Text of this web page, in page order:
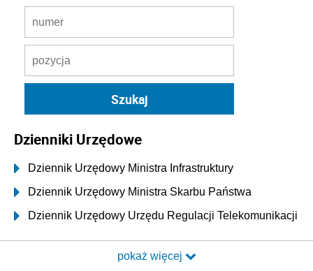
Dzienniki Urzędowe
Dziennik Urzędowy Ministra Infrastruktury
Dziennik Urzędowy Ministra Skarbu Państwa
Dziennik Urzędowy Urzędu Regulacji Telekomunikacji
Dziennik Urzędowy Ministra Transportu i Budownictwa
pokaż więcej